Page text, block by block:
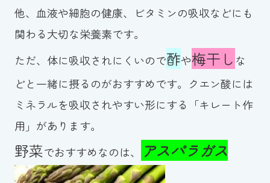
他、血液や細胞の健康、ビタミンの吸収などにも
関わる大切な栄養素です。
ただ、体に吸収されにくいので酢や梅干し な
どと一緒に摂るのがおすすめです。クエン酸には
ミネラルを吸収されやすい形にする「キレート作
用」があります。
野菜でおすすめなのは、 アスパラガス